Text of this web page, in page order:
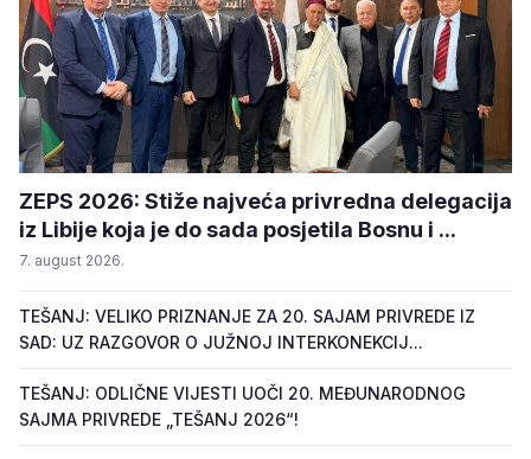
ZEPS 2026: Stiže najveća privredna delegacija
iz Libije koja je do sada posjetila Bosnu i ...
7. august 2026.
TEŠANJ: VELIKO PRIZNANJE ZA 20. SAJAM PRIVREDE IZ
SAD: UZ RAZGOVOR O JUŽNOJ INTERKONEKCIJ...
TEŠANJ: ODLIČNE VIJESTI UOČI 20. MEĐUNARODNOG
SAJMA PRIVREDE „TEŠANJ 2026“!